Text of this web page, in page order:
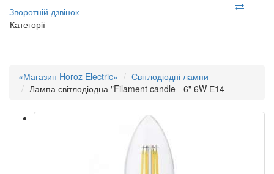
Зворотній дзвінок
Категорії
«Магазин Horoz Electric»
Світлодіодні лампи
Лампа світлодіодна "Filament candle - 6" 6W Е14